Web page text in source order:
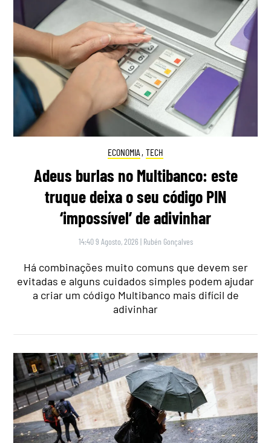
ECONOMIA , TECH
Adeus burlas no Multibanco: este
truque deixa o seu código PIN
‘impossível’ de adivinhar
14:40 9 Agosto, 2026 | Rubén Gonçalves
Há combinações muito comuns que devem ser
evitadas e alguns cuidados simples podem ajudar
a criar um código Multibanco mais difícil de
adivinhar